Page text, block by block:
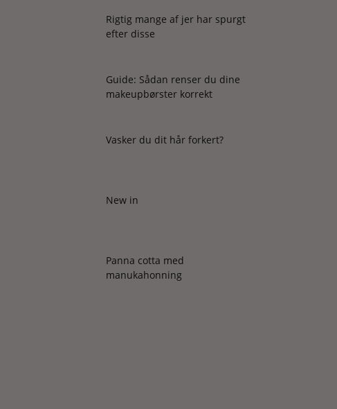
Rigtig mange af jer har spurgt
efter disse
Guide: Sådan renser du dine
makeupbørster korrekt
Vasker du dit hår forkert?
New in
Panna cotta med
manukahonning